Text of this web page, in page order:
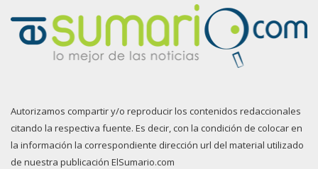
Autorizamos compartir y/o reproducir los contenidos redaccionales
citando la respectiva fuente. Es decir, con la condición de colocar en
la información la correspondiente dirección url del material utilizado
de nuestra publicación ElSumario.com